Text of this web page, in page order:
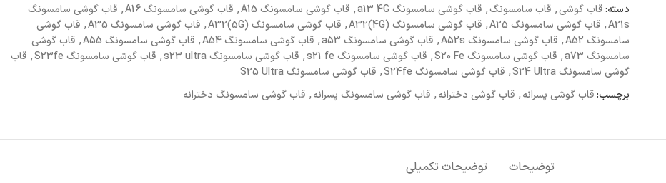
دسته:قاب گوشی, قاب سامسونگ, قاب گوشی سامسونگ a13 4G , قاب گوشی سامسونگ A15 , قاب گوشی سامسونگ A16 , قاب گوشی سامسونگ
A21s
, قاب گوشی سامسونگ A25 , قاب گوشی سامسونگ A32(4G) , قاب گوشی سامسونگ A32(5G) , قاب گوشی سامسونگ A35 , قاب گوشی
سامسونگ A52
, قاب گوشی سامسونگ A52s , قاب گوشی سامسونگ a53 , قاب گوشی سامسونگ A54 , قاب گوشی سامسونگ A55 , قاب گوشی
سامسونگ a73
, قاب گوشی سامسونگ S20 Fe , قاب گوشی سامسونگ s21 fe , قاب گوشی سامسونگ s23 ultra , قاب گوشی سامسونگ S23fe , قاب
گوشی سامسونگ S24 Ultra
, قاب گوشی سامسونگ S24fe , قاب گوشی سامسونگ S25 Ultra
برچسب:قاب گوشی پسرانه, قاب گوشی دخترانه, قاب گوشی سامسونگ پسرانه, قاب گوشی سامسونگ دخترانه
توضیحات توضیحات تکمیلی